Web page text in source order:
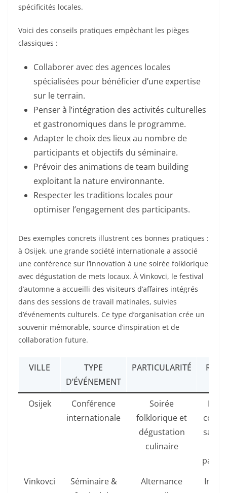
spécificités locales.
Voici des conseils pratiques empêchant les pièges
classiques :
Collaborer avec des agences locales
spécialisées pour bénéficier d’une expertise
sur le terrain.
Penser à l’intégration des activités culturelles
et gastronomiques dans le programme.
Adapter le choix des lieux au nombre de
participants et objectifs du séminaire.
Prévoir des animations de team building
exploitant la nature environnante.
Respecter les traditions locales pour
optimiser l’engagement des participants.
Des exemples concrets illustrent ces bonnes pratiques :
à Osijek, une grande société internationale a associé
une conférence sur l’innovation à une soirée folklorique
avec dégustation de mets locaux. À Vinkovci, le festival
d’automne a accueilli des visiteurs d’affaires intégrés
dans des sessions de travail matinales, suivies
d’événements culturels. Ce type d’organisation crée un
souvenir mémorable, source d’inspiration et de
collaboration future.
VILLE
TYPE
D’ÉVÉNEMENT
PARTICULARITÉ
Osijek
Conférence
internationale
Soirée
folklorique et
dégustation
culinaire
Vinkovci
Séminaire &
Alternance